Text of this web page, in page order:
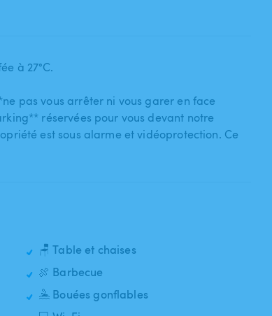
à 27°C.
pas vous arrêter ni vous garer en face
réservées pour vous devant notre
est sous alarme et vidéoprotection. Ce
🪑 Table et chaises
🍖 Barbecue
🤽 Bouées gonflables